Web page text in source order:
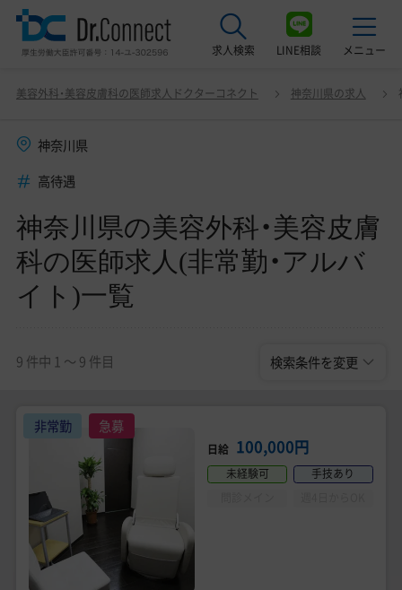
求人検索 LINE相談 メニュー
美容クリニック見学ご希望の方はこちら
サービス紹介
ドクターコネクトの強み
エージェント紹介
非常勤・アルバイト求人一覧
美容クリニック見学・研修情報
美容外科・美容皮膚科の医師転職体験談
美容クリニックインタビュー
美容医療の転職お役立ち記事
美容外科・美容皮膚科の医師求人ドクターコネクト 神奈川県の求人
神奈川県
高待遇
神奈川県の美容外科・美容皮膚
科の医師求人(非常勤・アルバ
イト)一覧
9 件中 1 〜 9 件目 検索条件を変更
神奈川県の美容外科・美容皮膚科の医師求人(非常勤・
アルバイト)一覧
変更
非常勤 急募
日給 100,000円
未経験可
手技あり